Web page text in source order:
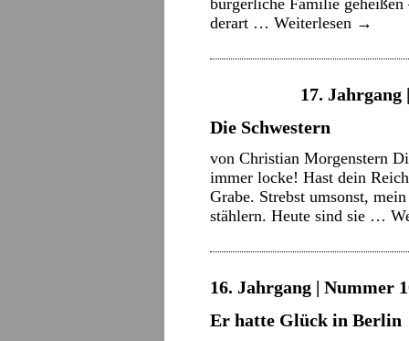
bürgerliche Familie
derart … Weiterlesen →
17. Jahrgang
Die Schwestern
von Christian Morgenstern
immer locke! Hast dein
Grabe. Strebst umsonst,
stählern. Heute sind sie …
16. Jahrgang | Nummer
Er hatte Glück in Berlin